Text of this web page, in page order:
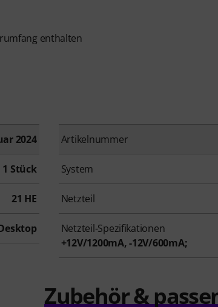
enthalten
2024 Artikelnummer
1 Stück System
21 HE Netzteil
Netzteil-Spezifikationen
+12V/1200mA, -12V/600mA;
Zubehör &